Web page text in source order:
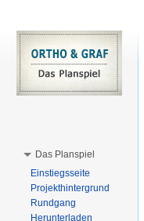
Das Planspiel
Einstiegsseite
Projekthintergrund
Rundgang
Herunterladen